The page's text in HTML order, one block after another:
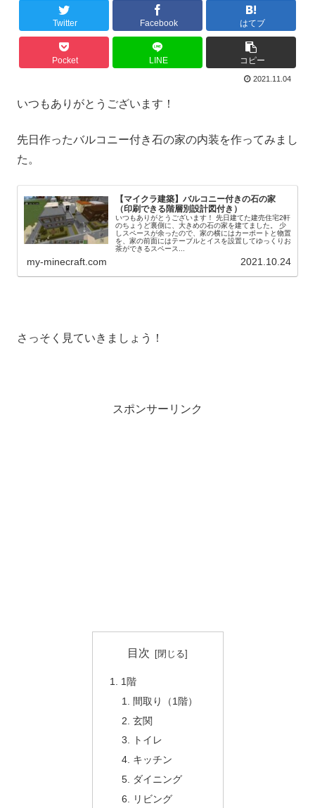
Twitter Facebook はてブ
Pocket LINE コピー
2021.11.04
いつもありがとうございます！
先日作ったバルコニー付き石の家の内装を作ってみまし
た。
【マイクラ建築】バルコニー付きの石の家
（印刷できる階層別設計図付き）
いつもありがとうございます！ 先日建てた建売住宅2軒
のちょうど裏側に、大きめの石の家を建てました。 少
しスペースが余ったので、家の横にはカーポートと物置
を、家の前面にはテーブルとイスを設置してゆっくりお
茶ができるスペース...
my-minecraft.com 2021.10.24
さっそく見ていきましょう！
スポンサーリンク
目次
1階
間取り（1階）
玄関
トイレ
キッチン
ダイニング
リビング